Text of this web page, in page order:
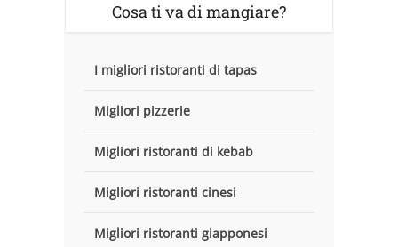
Cosa ti va di mangiare?
I migliori ristoranti di tapas
Migliori pizzerie
Migliori ristoranti di kebab
Migliori ristoranti cinesi
Migliori ristoranti giapponesi